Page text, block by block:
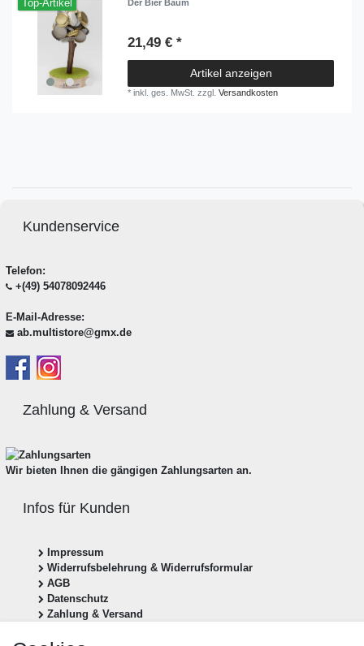
Top-Artikel Der Bier Baum
21,49 € *
Artikel anzeigen
*inkl. ges. MwSt. zzgl.Versandkosten
Kundenservice
Telefon:
+(49) 54078092446
E-Mail-Adresse:
ab.multistore@gmx.de
Zahlung & Versand
Wir bieten Ihnen die gängigen Zahlungsarten an.
Infos für Kunden
Impressum
Widerrufsbelehrung & Widerrufsformular
AGB
Datenschutz
Zahlung & Versand